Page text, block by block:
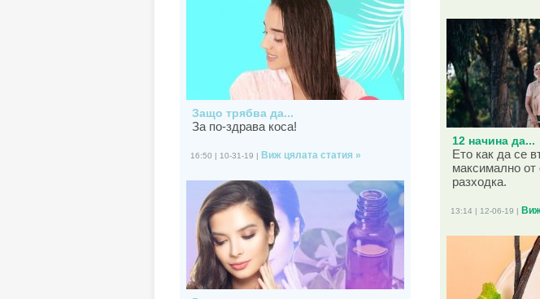
Защо трябва да...
За по-здрава коса!
16:50 | 10-31-19 | Виж цялата статия »
12 начина да...
Ето как да се
максимално
разходка.
13:14 | 12-06-19 |